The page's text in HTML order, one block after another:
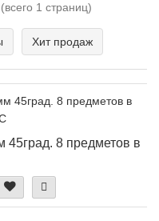
1 страниц)
Хит продаж
8 предметов в